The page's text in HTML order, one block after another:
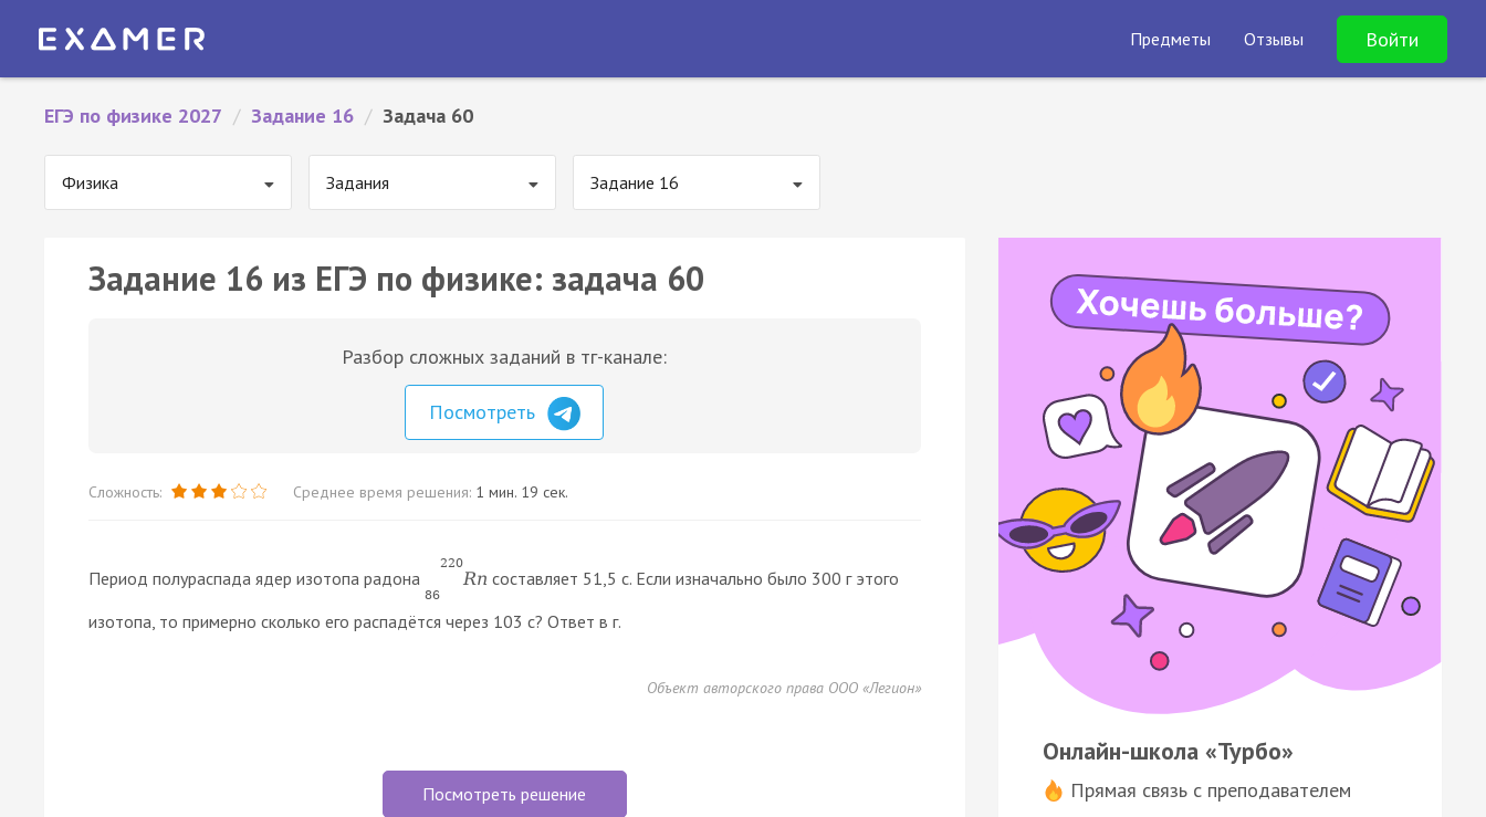
Предметы Отзывы Войти
ЕГЭ по физике 2027 / Задание 16 / Задача 60
Физика Задания Задание 16
Задание 16 из ЕГЭ по физике: задача 60
Разбор сложных заданий в тг-канале:
Посмотреть
Сложность: Среднее время решения: 1 мин. 19 сек.
Период полураспада ядер изотопа радона
86
220
Rn составляет 51,5 с. Если изначально было 300 г этого
изотопа, то примерно сколько его распадётся через 103 с? Ответ в г.
Объект авторского права ООО «Легион»
Посмотреть решение
Онлайн-школа «Турбо»
Прямая связь с преподавателем